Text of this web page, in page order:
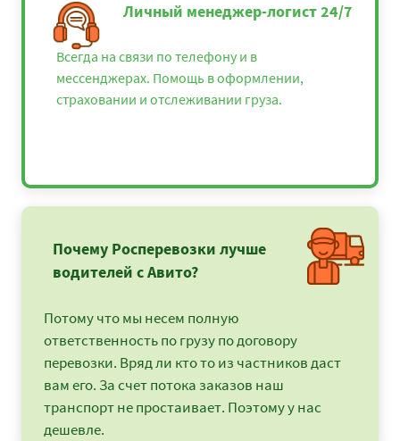
Личный менеджер-логист 24/7
Всегда на связи по телефону и в
мессенджерах. Помощь в оформлении,
страховании и отслеживании груза.
Почему Росперевозки лучше
водителей с Авито?
Потому что мы несем полную
ответственность по грузу по договору
перевозки. Вряд ли кто то из частников даст
вам его. За счет потока заказов наш
транспорт не простаивает. Поэтому у нас
дешевле.